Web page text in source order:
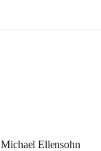
Michael Ellensohn